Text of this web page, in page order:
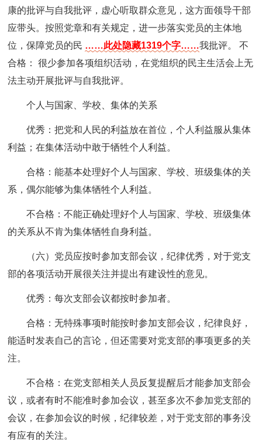
康的批评与自我批评，虚心听取群众意见，这方面领导干部
应带头。按照党章和有关规定，进一步落实党员的主体地
位，保障党员的民 ……此处隐藏1319个字……我批评。 不
合格： 很少参加各项组织活动，在党组织的民主生活会上无
法主动开展批评与自我批评。
个人与国家、学校、集体的关系
优秀：把党和人民的利益放在首位，个人利益服从集体
利益；在集体活动中敢于牺牲个人利益。
合格：能基本处理好个人与国家、学校、班级集体的关
系，偶尔能够为集体牺牲个人利益。
不合格：不能正确处理好个人与国家、学校、班级集体
的关系从不肯为集体牺牲自身利益。
（六）党员应按时参加支部会议，纪律优秀，对于党支
部的各项活动开展很关注并提出有建设性的意见。
优秀：每次支部会议都按时参加者。
合格：无特殊事项时能按时参加支部会议，纪律良好，
能适时发表自己的言论，但还需要对党支部的事项更多的关
注。
不合格：在党支部相关人员反复提醒后才能参加支部会
议，或者有时不能准时参加会议，甚至多次不参加党支部的
会议，在参加会议的时候，纪律较差，对于党支部的事务没
有应有的关注。